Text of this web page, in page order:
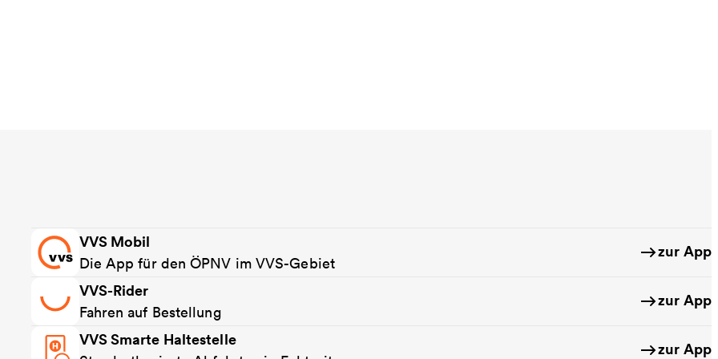
VVS Mobil
Die App für den ÖPNV im VVS-Gebiet
zur App
VVS-Rider
Fahren auf Bestellung
zur App
VVS Smarte Haltestelle
zur App